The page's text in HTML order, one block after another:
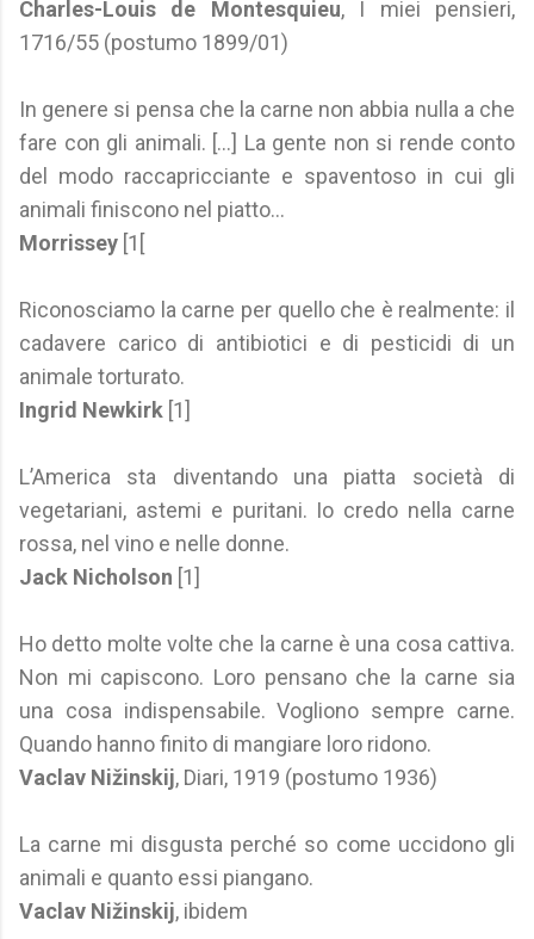
Charles-Louis de Montesquieu, I miei pensieri,
1716/55 (postumo 1899/01)
In genere si pensa che la carne non abbia nulla a che
fare con gli animali. [...] La gente non si rende conto
del modo raccapricciante e spaventoso in cui gli
animali finiscono nel piatto...
Morrissey [1[
Riconosciamo la carne per quello che è realmente: il
cadavere carico di antibiotici e di pesticidi di un
animale torturato.
Ingrid Newkirk [1]
L’America sta diventando una piatta società di
vegetariani, astemi e puritani. Io credo nella carne
rossa, nel vino e nelle donne.
Jack Nicholson [1]
Ho detto molte volte che la carne è una cosa cattiva.
Non mi capiscono. Loro pensano che la carne sia
una cosa indispensabile. Vogliono sempre carne.
Quando hanno finito di mangiare loro ridono.
Vaclav Nižinskij, Diari, 1919 (postumo 1936)
La carne mi disgusta perché so come uccidono gli
animali e quanto essi piangano.
Vaclav Nižinskij, ibidem